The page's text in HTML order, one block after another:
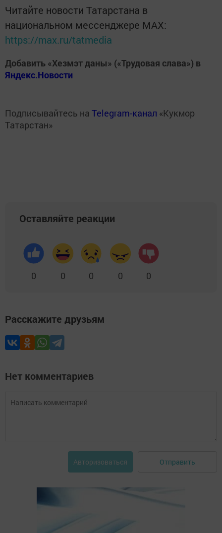
Читайте новости Татарстана в
национальном мессенджере MАХ:
https://max.ru/tatmedia
Добавить «Хезмэт даны» («Трудовая слава») в
Яндекс.Новости
Подписывайтесь на Telegram-канал «Кукмор
Татарстан»
Оставляйте реакции
0 0 0 0 0
Расскажите друзьям
Нет комментариев
Авторизоваться Отправить